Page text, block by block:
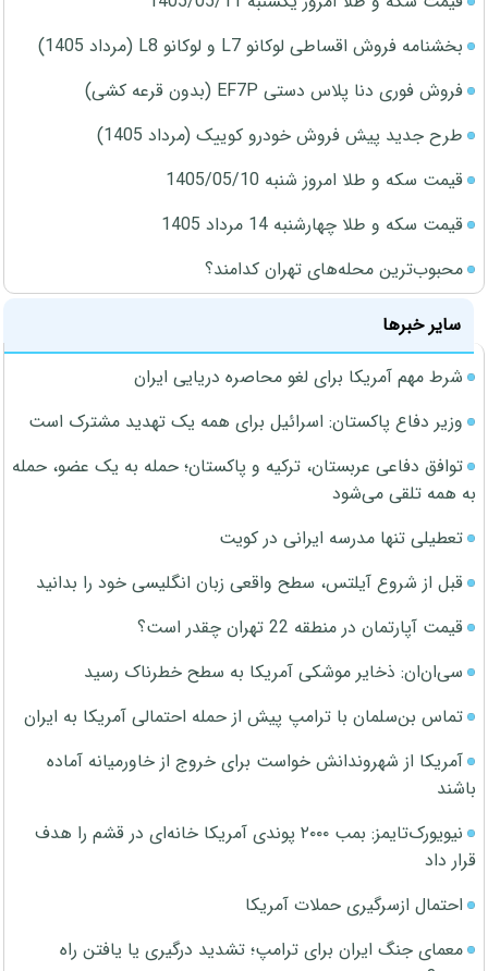
بخشنامه فروش اقساطی لوکانو L7 و لوکانو L8 (مرداد 1405)
فروش فوری دنا پلاس دستی EF7P (بدون قرعه کشی)
طرح جدید پیش فروش خودرو کوییک (مرداد 1405)
قیمت سکه و طلا امروز شنبه 1405/05/10
قیمت سکه و طلا چهارشنبه 14 مرداد 1405
محبوب‌ترین محله‌های تهران کدامند؟
سایر خبرها
شرط مهم آمریکا برای لغو محاصره دریایی ایران
وزیر دفاع پاکستان: اسرائیل برای همه یک تهدید مشترک است
توافق دفاعی عربستان، ترکیه و پاکستان؛ حمله به یک عضو، حمله
به همه تلقی می‌شود
تعطیلی تنها مدرسه ایرانی در کویت
قبل از شروع آیلتس، سطح واقعی زبان انگلیسی خود را بدانید
قیمت آپارتمان در منطقه 22 تهران چقدر است؟
سی‌ان‌ان: ذخایر موشکی آمریکا به سطح خطرناک رسید
تماس بن‌سلمان با ترامپ پیش از حمله احتمالی آمریکا به ایران
آمریکا از شهروندانش خواست برای خروج از خاورمیانه آماده
باشند
نیویورک‌تایمز: بمب ۲۰۰۰ پوندی آمریکا خانه‌ای در قشم را هدف
قرار داد
احتمال ازسرگیری حملات آمریکا
معمای جنگ ایران برای ترامپ؛ تشدید درگیری یا یافتن راه